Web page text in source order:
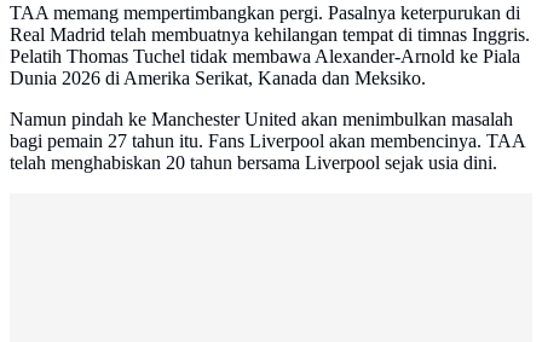
TAA memang mempertimbangkan pergi. Pasalnya keterpurukan di
Real Madrid telah membuatnya kehilangan tempat di timnas Inggris.
Pelatih Thomas Tuchel tidak membawa Alexander-Arnold ke Piala
Dunia 2026 di Amerika Serikat, Kanada dan Meksiko.
Namun pindah ke Manchester United akan menimbulkan masalah
bagi pemain 27 tahun itu. Fans Liverpool akan membencinya. TAA
telah menghabiskan 20 tahun bersama Liverpool sejak usia dini.